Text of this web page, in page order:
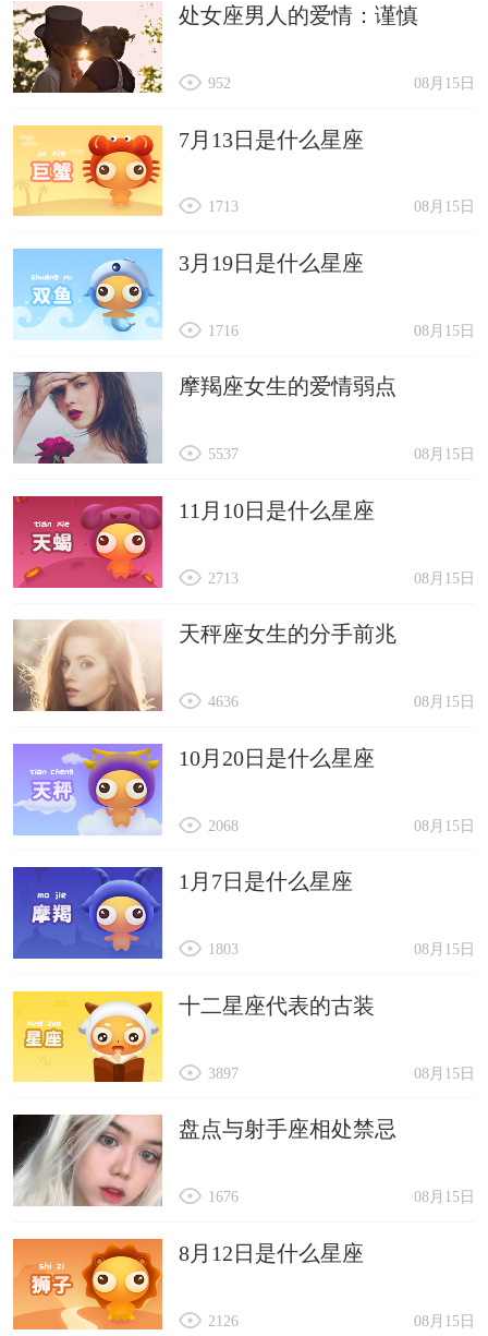
处女座男人的爱情：谨慎
08月15日
952
7月13日是什么星座
08月15日
1713
3月19日是什么星座
08月15日
1716
摩羯座女生的爱情弱点
08月15日
5537
11月10日是什么星座
08月15日
2713
天秤座女生的分手前兆
08月15日
4636
10月20日是什么星座
08月15日
2068
1月7日是什么星座
08月15日
1803
十二星座代表的古装
08月15日
3897
盘点与射手座相处禁忌
08月15日
1676
8月12日是什么星座
08月15日
2126